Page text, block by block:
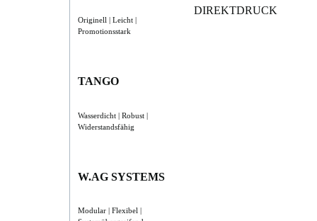
Originell | Leicht |
Promotionsstark
TANGO
Wasserdicht | Robust |
Widerstandsfähig
W.AG SYSTEMS
Modular | Flexibel |
DIREKTDRUCK